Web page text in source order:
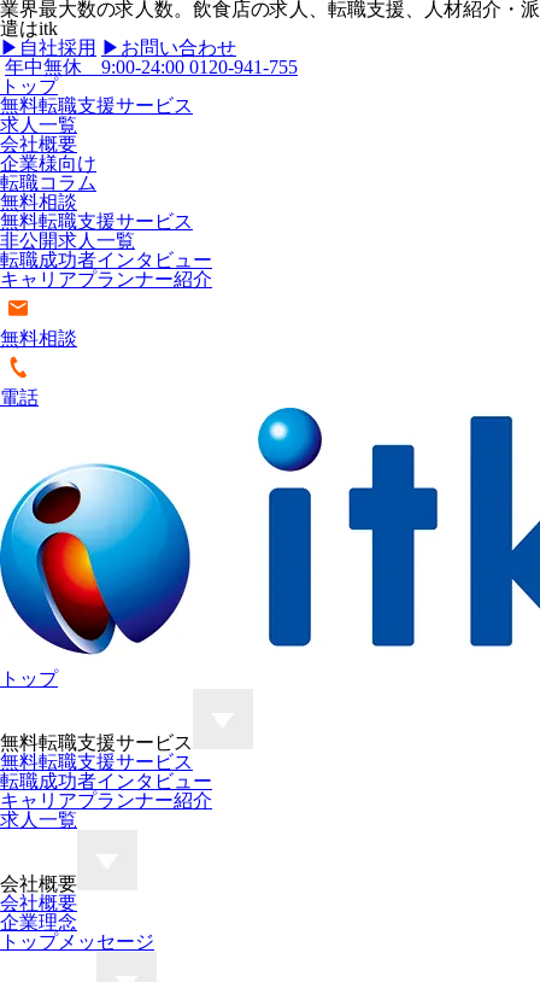
業界最大数の求人数。飲食店の求人、転職支援、人材紹介・派
遣はitk
▶︎自社採用 ▶︎お問い合わせ
年中無休 9:00-24:00 0120-941-755
トップ
無料転職支援サービス
求人一覧
会社概要
企業様向け
転職コラム
無料相談
無料転職支援サービス
非公開求人一覧
転職成功者インタビュー
キャリアプランナー紹介
無料相談
電話
トップ
無料転職支援サービス
無料転職支援サービス
転職成功者インタビュー
キャリアプランナー紹介
求人一覧
会社概要
会社概要
企業理念
トップメッセージ